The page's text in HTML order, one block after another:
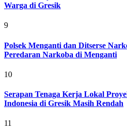
Warga di Gresik
9
Polsek Menganti dan Ditserse
Peredaran Narkoba di Menganti
10
Serapan Tenaga Kerja Lokal
Indonesia di Gresik Masih Rendah
11